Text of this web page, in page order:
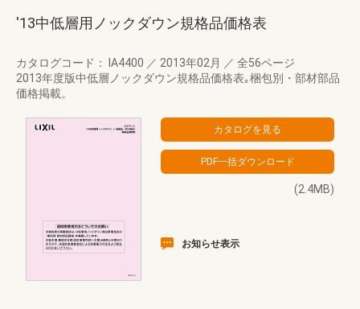
'13中低層用ノックダウン規格品価格表
カタログコード： IA4400 ／ 2013年02月 ／ 全56ページ
2013年度版中低層ノックダウン規格品価格表｡梱包別・部材部品
価格掲載。
(2.4MB)
お知らせ表示